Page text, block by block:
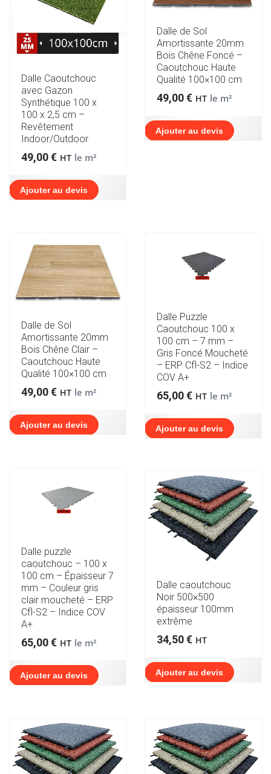
Dalle Caoutchouc
avec Gazon
Synthétique 100 x
100 x 2,5 cm –
Revêtement
Indoor/Outdoor
49,00€ HT le m²
Ajouter au devis
Dalle de Sol
Amortissante 20mm
Bois Chêne Foncé –
Caoutchouc Haute
Qualité 100×100 cm
49,00€ HT le m²
Ajouter au devis
Dalle de Sol
Amortissante 20mm
Bois Chêne Clair –
Caoutchouc Haute
Qualité 100×100 cm
49,00€ HT le m²
Ajouter au devis
Dalle Puzzle
Caoutchouc 100 x
100 cm – 7 mm –
Gris Foncé Moucheté
– ERP Cfl-S2 – Indice
COV A+
65,00€ HT le m²
Ajouter au devis
Dalle puzzle
caoutchouc – 100 x
100 cm – Épaisseur 7
mm – Couleur gris
clair moucheté – ERP
Cfl-S2 – Indice COV
A+
65,00€ HT le m²
Ajouter au devis
Dalle caoutchouc
Noir 500×500
épaisseur 100mm
extrême
34,50€ HT
Ajouter au devis